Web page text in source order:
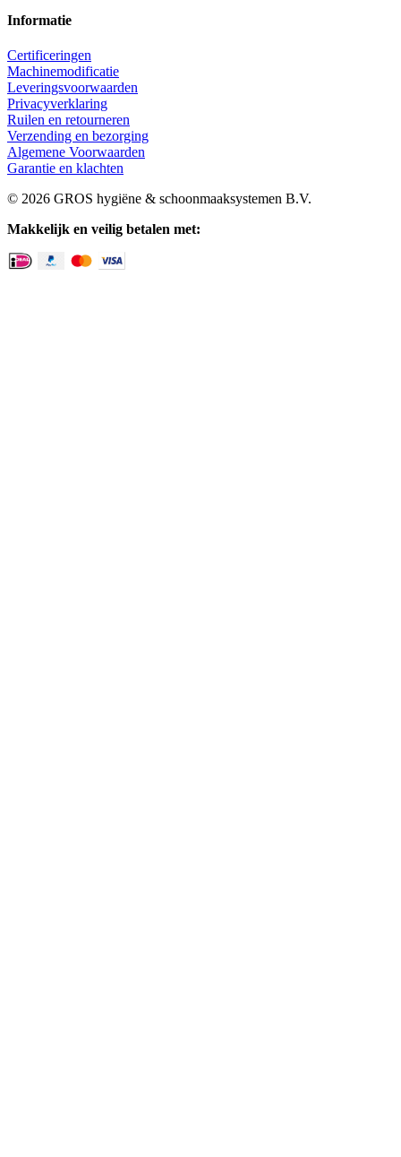
Informatie
Certificeringen
Machinemodificatie
Leveringsvoorwaarden
Privacyverklaring
Ruilen en retourneren
Verzending en bezorging
Algemene Voorwaarden
Garantie en klachten
© 2026 GROS hygiëne & schoonmaaksystemen B.V.
Makkelijk en veilig betalen met: